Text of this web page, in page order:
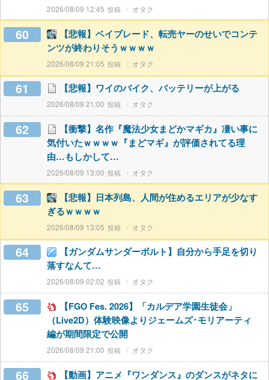
2026/08/09 12:45 オタク
60
【悲報】ベイブレード、転売ヤーのせいでコンテ
ンツが終わりそうｗｗｗｗ
2026/08/09 21:05 オタク
61 【悲報】ワイのバイク、バッテリーが上がる
2026/08/09 21:00 オタク
62
【衝撃】名作『魔法少女まどかマギカ』凄い事に
気付いたｗｗｗｗ『まどマギ』が評価されてる理
由…もしかして…
2026/08/09 13:00 オタク
63
【悲報】日本列島、人間が住めるエリアが少なす
ぎるｗｗｗｗ
2026/08/09 13:05 オタク
64
【ガンダムサンダーボルト】自分から手足を切り
落すなんて…
2026/08/09 02:02 オタク
65
【FGO Fes. 2026】「カルデア学園生徒会」
（Live2D）体験映像よりジェームズ･モリアーティ
編が期間限定で公開
2026/08/09 21:00 オタク
66 【動画】アニメ『ワンダンス』のダンスがネタに